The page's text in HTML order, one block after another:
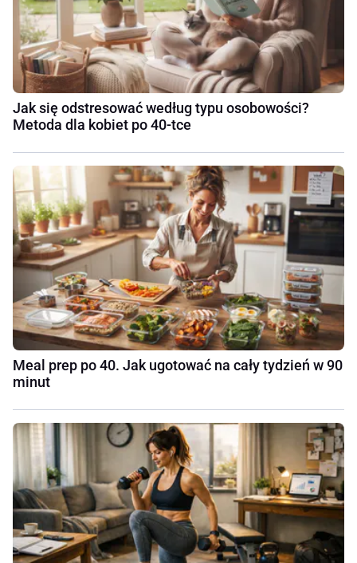
Jak się odstresować według typu osobowości?
Metoda dla kobiet po 40-tce
Meal prep po 40. Jak ugotować na cały tydzień w 90
minut